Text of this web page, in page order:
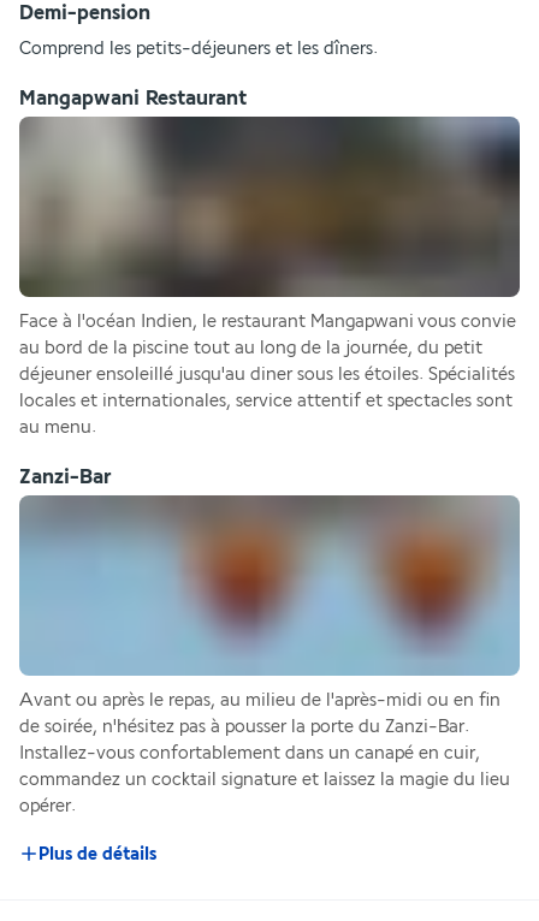
Demi-pension
Comprend les petits-déjeuners et les dîners.
Mangapwani Restaurant
Face à l'océan Indien, le restaurant Mangapwani vous convie
au bord de la piscine tout au long de la journée, du petit
déjeuner ensoleillé jusqu'au diner sous les étoiles. Spécialités
locales et internationales, service attentif et spectacles sont
au menu.
Zanzi-Bar
Avant ou après le repas, au milieu de l'après-midi ou en fin
de soirée, n'hésitez pas à pousser la porte du Zanzi-Bar.
Installez-vous confortablement dans un canapé en cuir,
commandez un cocktail signature et laissez la magie du lieu
opérer.
Plus de détails